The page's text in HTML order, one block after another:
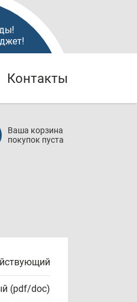
Контакты
Ваша корзина
покупок пуста
(pdf/doc)